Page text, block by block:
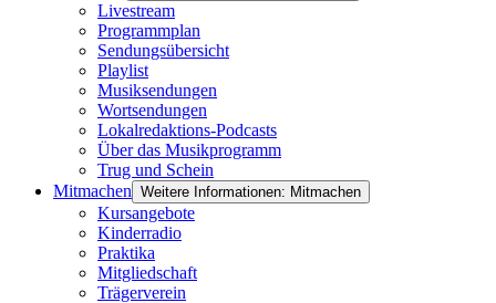
Livestream
Programmplan
Sendungsübersicht
Playlist
Musiksendungen
Wortsendungen
Lokalredaktions-Podcasts
Über das Musikprogramm
Trug und Schein
Mitmachen Weitere Informationen: Mitmachen
Kursangebote
Kinderradio
Praktika
Mitgliedschaft
Trägerverein